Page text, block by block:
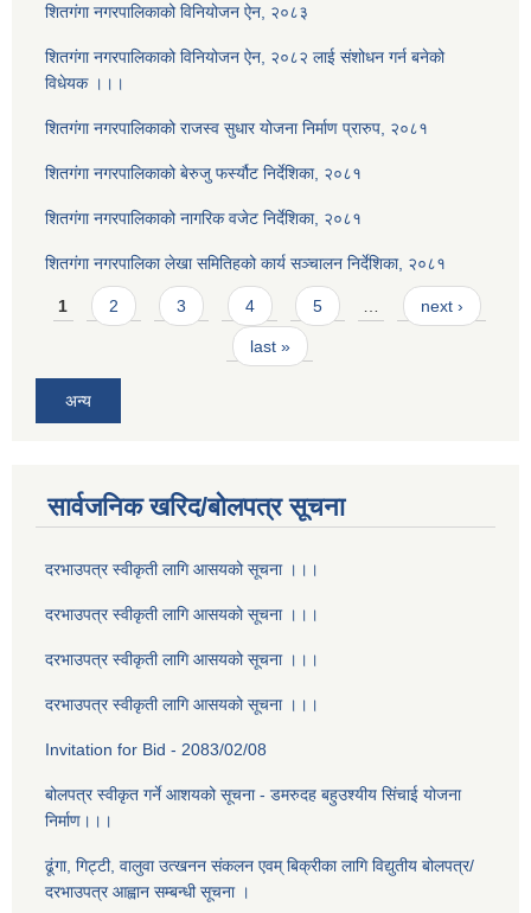
शितगंगा नगरपालिकाको विनियोजन ऐन, २०८३
शितगंगा नगरपालिकाको विनियोजन ऐन, २०८२ लाई संशोधन गर्न बनेको
विधेयक ।।।
शितगंगा नगरपालिकाको राजस्व सुधार योजना निर्माण प्रारुप, २०८१
शितगंगा नगरपालिकाको बेरुजु फर्स्यौट निर्देशिका, २०८१
शितगंगा नगरपालिकाको नागरिक वजेट निर्देशिका, २०८१
शितगंगा नगरपालिका लेखा समितिहको कार्य सञ्चालन निर्देशिका, २०८१
Pages
1 2 3 4 5 next ›
last »
अन्य
सार्वजनिक खरिद/बोलपत्र सूचना
दरभाउपत्र स्वीकृती लागि आसयको सूचना ।।।
दरभाउपत्र स्वीकृती लागि आसयको सूचना ।।।
दरभाउपत्र स्वीकृती लागि आसयको सूचना ।।।
दरभाउपत्र स्वीकृती लागि आसयको सूचना ।।।
Invitation for Bid - 2083/02/08
बोलपत्र स्वीकृत गर्ने आशयको सूचना - डमरुदह बहुउश्यीय सिंचाई योजना
निर्माण।।।
ढूंगा, गिट्टी, वालुवा उत्खनन संकलन एवम् बिक्रीका लागि विद्युतीय बोलपत्र/
दरभाउपत्र आह्वान सम्बन्धी सूचना ।